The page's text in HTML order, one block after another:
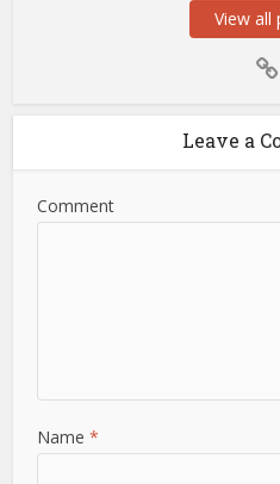
View all
Leave a
Comment
Name*